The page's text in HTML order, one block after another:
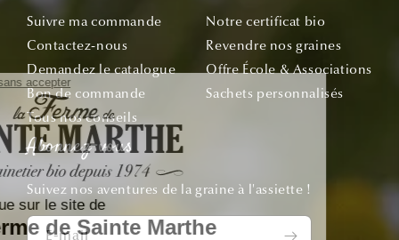
Suivre ma commande
Contactez-nous
Demandez le catalogue
Bon de commande
Tous nos conseils
Notre certificat bio
Revendre nos graines
Offre École & Associations
Sachets personnalisés
Abonnez-vous
Suivez nos aventures de la graine à l'assiette !
E-mail